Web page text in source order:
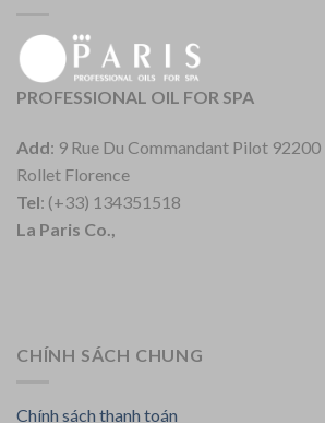
PROFESSIONAL OIL FOR SPA
Add: 9 Rue Du Commandant Pilot 92200
Rollet Florence
Tel: (+33) 134351518
La Paris Co.,
CHÍNH SÁCH CHUNG
Chính sách thanh toán